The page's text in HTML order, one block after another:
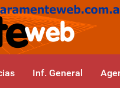
Inf. General